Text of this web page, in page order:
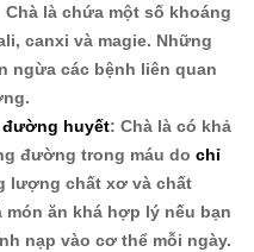
Chà là chứa một số khoáng
canxi và magie. Những
ngừa các bệnh liên quan
đường huyết: Chà là có khả
đường trong máu do chỉ
lượng chất xơ và chất
ăn khá hợp lý nếu bạn
nạp vào cơ thể mỗi ngày.